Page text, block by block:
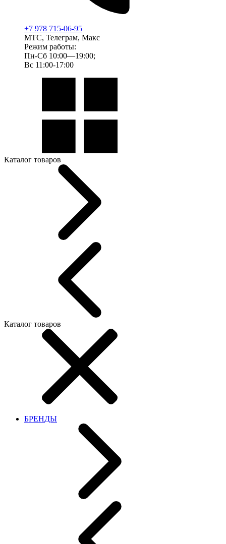
+7 978 715-06-95
МТС, Телеграм, Макс
Режим работы:
Пн-Сб 10:00—19:00;
Вс 11:00-17:00
Каталог товаров
Каталог товаров
БРЕНДЫ